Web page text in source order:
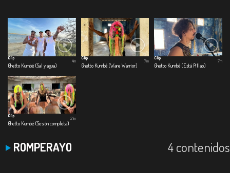
Clip
Ghetto Kumbé (Sal y agua)
4m
Clip
Ghetto Kumbé (Ware Warrior)
7m
Clip
Ghetto Kumbé (Está Pillao)
7m
Clip
Ghetto Kumbé (Sesión completa)
21m
ROMPERAYO 4 contenidos